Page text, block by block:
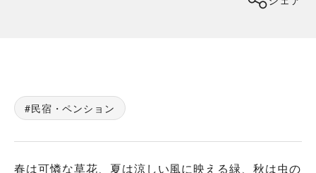
民宿・ペンション
春は可憐な草花、夏は涼しい風に映える緑、秋は虫の